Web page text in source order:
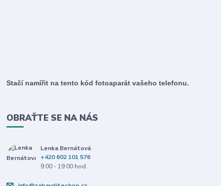
Stačí namířit na tento kód fotoaparát vašeho telefonu.
OBRAŤTE SE NA NÁS
Lenka Bernátová
+420 602 101 576
9:00 - 19:00 hod.